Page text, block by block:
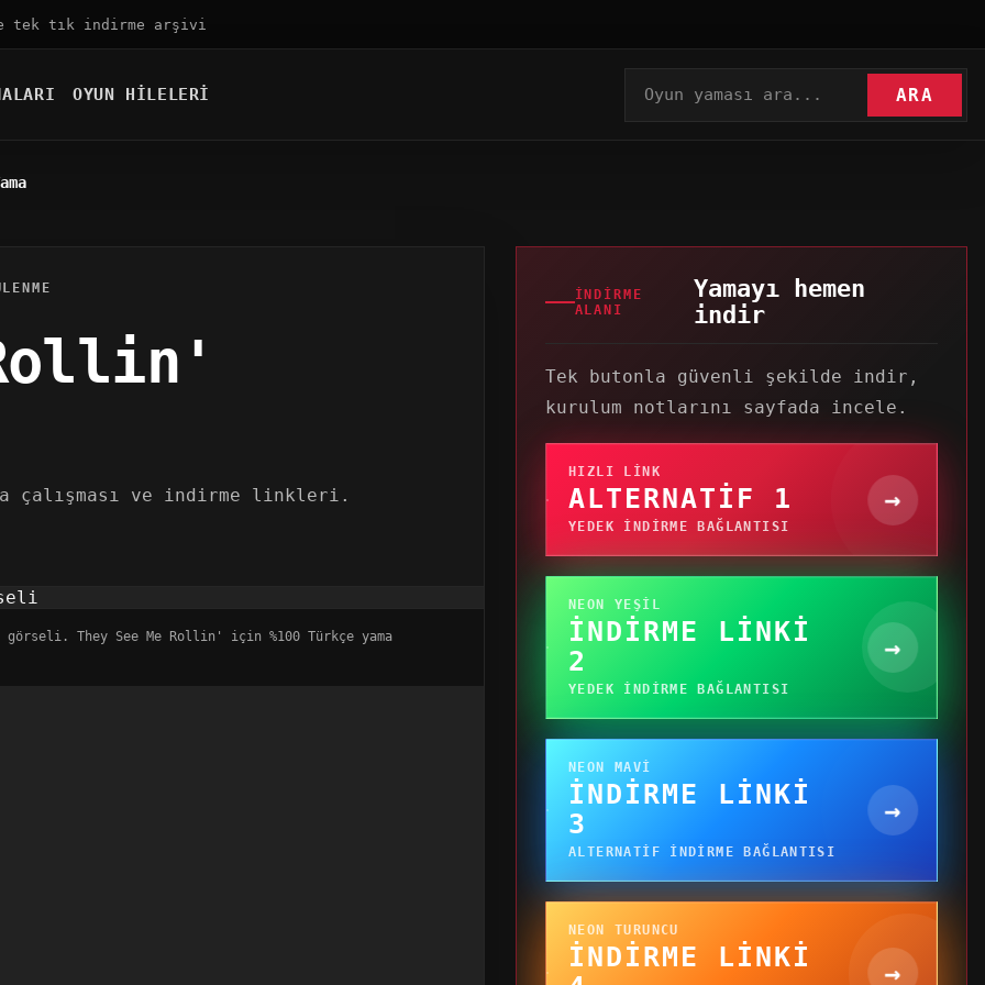
tek tık indirme arşivi
OYUN HILELERI ARA
çalışması ve indirme linkleri.
görseli. They See Me Rollin' için %100 Türkçe yama
İNDIRME
ALANI
Yamayı hemen
indir
Tek butonla güvenli şekilde indir,
kurulum notlarını sayfada incele.
HIZLI LINK
ALTERNATIF 1
YEDEK INDIRME BAĞLANTISI
→
NEON YEŞIL
İNDIRME LINKI
2
YEDEK INDIRME BAĞLANTISI
→
NEON MAVI
İNDIRME LINKI
3
ALTERNATIF INDIRME BAĞLANTISI
→
NEON TURUNCU
İNDIRME LINKI
→